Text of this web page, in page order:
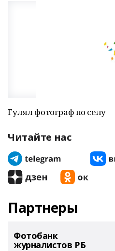
Гулял фотограф по селу
Читайте нас
Партнеры
Фотобанк
журналистов РБ